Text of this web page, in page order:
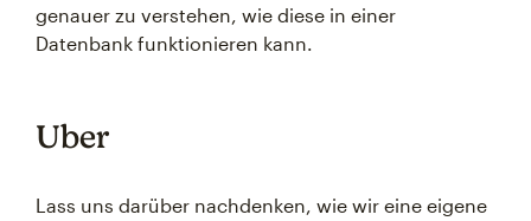
genauer zu verstehen, wie diese in einer
Datenbank funktionieren kann.
Uber
Lass uns darüber nachdenken, wie wir eine eigene